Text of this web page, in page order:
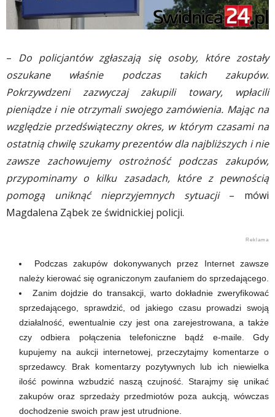
– Do policjantów zgłaszają się osoby, które zostały
oszukane właśnie podczas takich zakupów.
Pokrzywdzeni zazwyczaj zakupili towary, wpłacili
pieniądze i nie otrzymali swojego zamówienia. Mając na
względzie przedświąteczny okres, w którym czasami na
ostatnią chwilę szukamy prezentów dla najbliższych i nie
zawsze zachowujemy ostrożność podczas zakupów,
przypominamy o kilku zasadach, które z pewnością
pomogą uniknąć nieprzyjemnych sytuacji– mówi
Magdalena Ząbek ze świdnickiej policji.
Podczas zakupów dokonywanych przez Internet zawsze
należy kierować się ograniczonym zaufaniem do sprzedającego.
Zanim dojdzie do transakcji, warto dokładnie zweryfikować
sprzedającego, sprawdzić, od jakiego czasu prowadzi swoją
działalność, ewentualnie czy jest ona zarejestrowana, a także
czy odbiera połączenia telefoniczne bądź e-maile. Gdy
kupujemy na aukcji internetowej, przeczytajmy komentarze o
sprzedawcy. Brak komentarzy pozytywnych lub ich niewielka
ilość powinna wzbudzić naszą czujność. Starajmy się unikać
zakupów oraz sprzedaży przedmiotów poza aukcją, wówczas
dochodzenie swoich praw jest utrudnione.